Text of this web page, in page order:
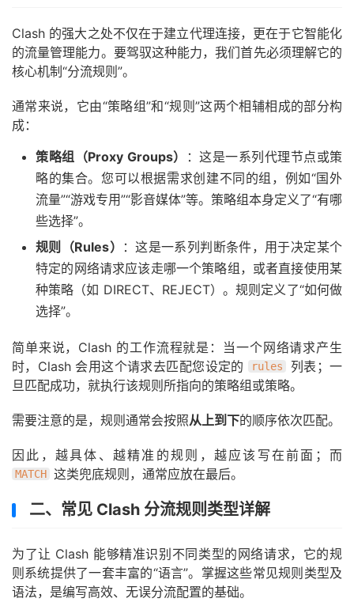
Clash 的强大之处不仅在于建立代理连接，更在于它智能化
的流量管理能力。要驾驭这种能力，我们首先必须理解它的
核心机制“分流规则”。
通常来说，它由“策略组”和“规则”这两个相辅相成的部分构
成：
策略组（Proxy Groups）
：这是一系列代理节点或策
略的集合。您可以根据需求创建不同的组，例如“国外
流量”“游戏专用”“影音媒体”等。策略组本身定义了“有哪
些选择”。
规则（Rules）
：这是一系列判断条件，用于决定某个
特定的网络请求应该走哪一个策略组，或者直接使用某
种策略（如 DIRECT、REJECT）。规则定义了“如何做
选择”。
简单来说，Clash 的工作流程就是：当一个网络请求产生
时，Clash 会用这个请求去匹配您设定的
rules
列表；一
旦匹配成功，就执行该规则所指向的策略组或策略。
需要注意的是，规则通常会按照从上到下的顺序依次匹配。
因此，越具体、越精准的规则，越应该写在前面；而
MATCH 这类兜底规则，通常应放在最后。
二、常见 Clash 分流规则类型详解
为了让 Clash 能够精准识别不同类型的网络请求，它的规
则系统提供了一套丰富的“语言”。掌握这些常见规则类型及
语法，是编写高效、无误分流配置的基础。